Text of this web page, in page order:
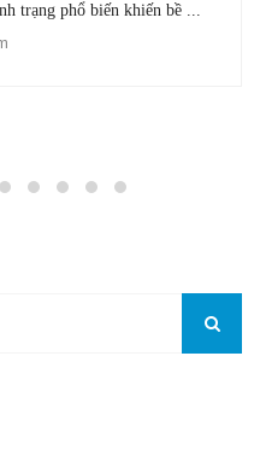
trạng phổ biến khiến bề ...